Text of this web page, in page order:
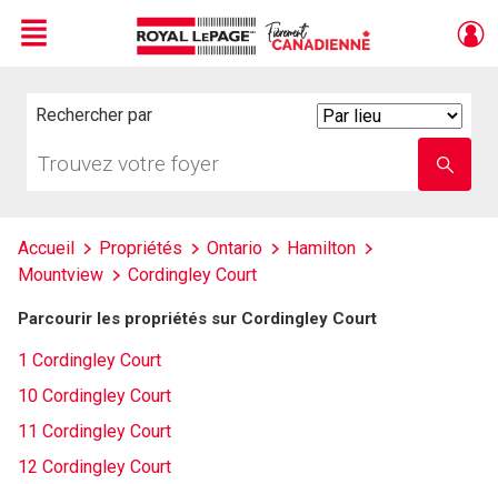
Menu
Rechercher par
votre
nom
Accueil Propriétés Ontario
Hamilton
Mountview
Cordingley Court
Parcourir les propriétés sur Cordingley Court
1 Cordingley Court
10 Cordingley Court
11 Cordingley Court
12 Cordingley Court